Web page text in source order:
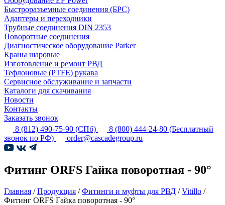
Быстроразъемные соединения (БРС)
Адаптеры и переходники
Трубные соединения DIN 2353
Поворотные соединения
Диагностическое оборудование Parker
Краны шаровые
Изготовление и ремонт РВД
Тефлоновые (PTFE) рукава
Сервисное обслуживание и запчасти
Каталоги для скачивания
Новости
Контакты
Заказать звонок
8 (812) 490-75-90 (СПб) 8 (800) 444-24-80 (Бесплатный
звонок по РФ)
order@cascadegroup.ru
Фитинг ORFS Гайка поворотная - 90°
Главная /Продукция /Фитинги и муфты для РВД /Vitillo /
Фитинг ORFS Гайка поворотная - 90°